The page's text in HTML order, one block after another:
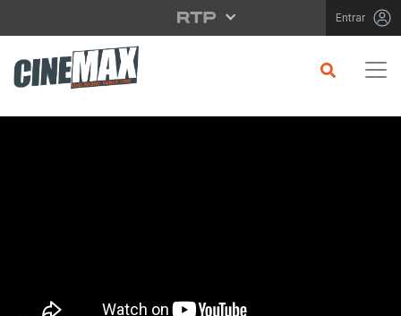
Saltar para o conteúdo principal Entrar
Filme em Cartaz